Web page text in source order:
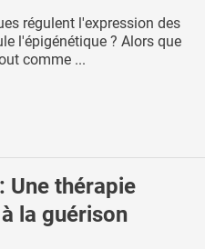
régulent l'expression des
l'épigénétique ? Alors que
comme ...
Une thérapie
la guérison